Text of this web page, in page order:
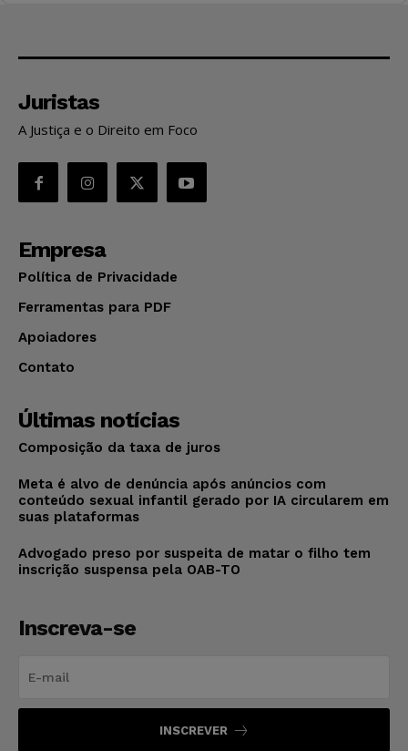
Juristas
A Justiça e o Direito em Foco
Empresa
Política de Privacidade
Ferramentas para PDF
Apoiadores
Contato
Últimas notícias
Composição da taxa de juros
Meta é alvo de denúncia após anúncios com
conteúdo sexual infantil gerado por IA circularem em
suas plataformas
Advogado preso por suspeita de matar o filho tem
inscrição suspensa pela OAB-TO
Inscreva-se
INSCREVER